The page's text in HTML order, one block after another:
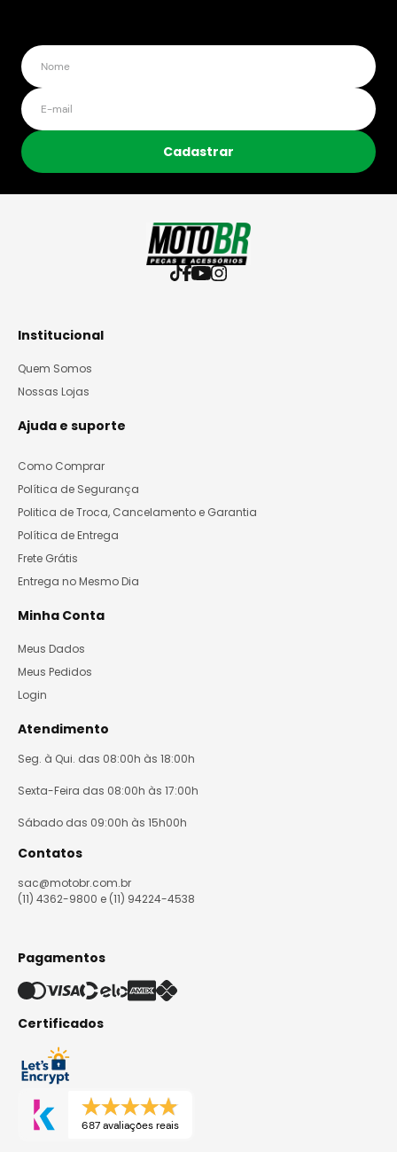
Cadastrar
Institucional
Quem Somos
Nossas Lojas
Ajuda e suporte
Como Comprar
Política de Segurança
Politica de Troca, Cancelamento e Garantia
Política de Entrega
Frete Grátis
Entrega no Mesmo Dia
Minha Conta
Meus Dados
Meus Pedidos
Login
Atendimento
Seg. à Qui. das 08:00h às 18:00h
Sexta-Feira das 08:00h às 17:00h
Sábado das 09:00h às 15h00h
Contatos
sac@motobr.com.br
(11) 4362-9800 e (11) 94224-4538
Pagamentos
Certificados
687 avaliações reais